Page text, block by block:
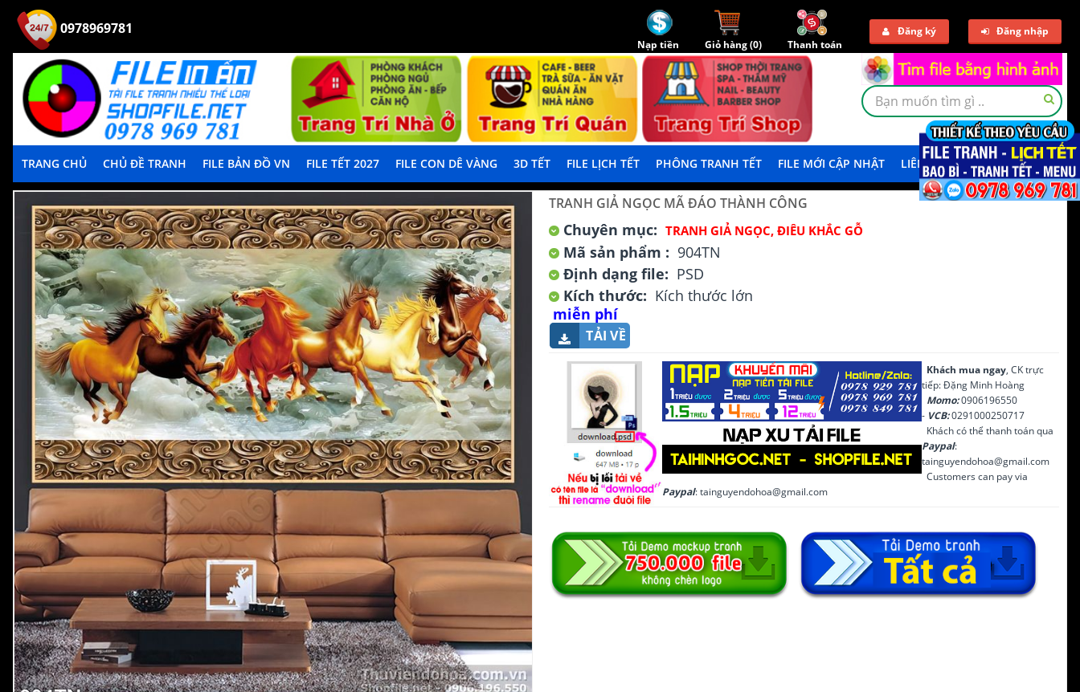
0978969781
Nạp tiền Giỏ hàng (0) Thanh toán
Đăng ký Đăng nhập
TRANG CHỦ CHỦ ĐỀ TRANH FILE BẢN ĐỒ VN FILE TẾT 2027 FILE CON DÊ VÀNG 3D TẾT FILE LỊCH TẾT PHÔNG TRANH TẾT FILE MỚI CẬP NHẬT LIÊN HỆ TẢI DEMO
TRANH GIẢ NGỌC MÃ ĐÁO THÀNH CÔNG
Chuyên mục: TRANH GIẢ NGỌC, ĐIÊU KHẮC GỖ
Mã sản phẩm : 904TN
Định dạng file: PSD
Kích thước: Kích thước lớn
miễn phí
TẢI VỀ
Khách mua ngay, CK trực
tiếp: Đặng Minh Hoàng
Momo:0906196550
- VCB:0291000250717
Khách có thể thanh toán qua
Paypal:
tainguyendohoa@gmail.com
Customers can pay via
Paypal: tainguyendohoa@gmail.com